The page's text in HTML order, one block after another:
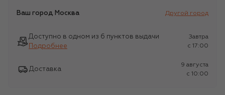
Ваш город Москва Другой город
Доступно в одном из 6 пунктов выдачи
Подробнее
Завтра
c 17:00
Доставка
9 августа
c 10:00